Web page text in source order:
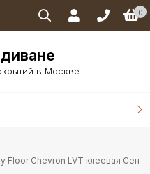
0
в Москве
Floor Chevron LVT клеевая